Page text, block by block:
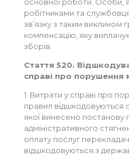
основної роботи. Особи,
робітниками та
зв’язку з таким викликом
компенсацію, яку
зборів.
Стаття 520.
справі про порушення
1. Витрати у справі про
правил
якої винесено постанову
адміністративного
оплату послуг
відшкодовуються з